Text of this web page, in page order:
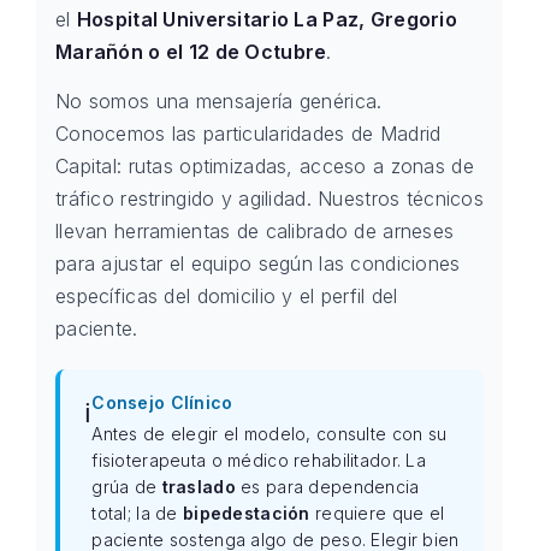
el Hospital Universitario La Paz, Gregorio
Marañón o el 12 de Octubre.
No somos una mensajería genérica.
Conocemos las particularidades de Madrid
Capital: rutas optimizadas, acceso a zonas de
tráfico restringido y agilidad. Nuestros técnicos
llevan herramientas de calibrado de arneses
para ajustar el equipo según las condiciones
específicas del domicilio y el perfil del
paciente.
ℹ️Consejo Clínico
Antes de elegir el modelo, consulte con su
fisioterapeuta o médico rehabilitador. La
grúa de traslado es para dependencia
total; la de bipedestación requiere que el
paciente sostenga algo de peso. Elegir bien